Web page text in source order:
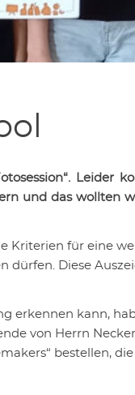
Leider
und das wollten
Kriterien für eine
dürfen. Diese
erkennen kann,
von Herrn
bestellen,